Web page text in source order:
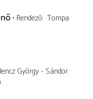
Rendező Tompa
György - Sándor